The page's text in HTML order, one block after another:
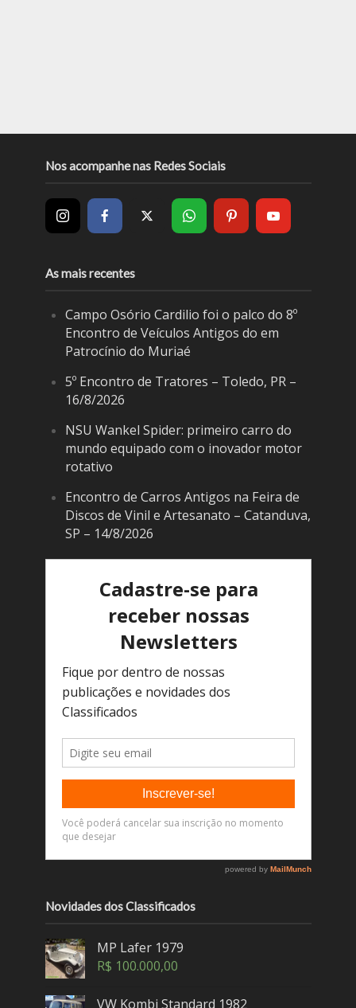
Nos acompanhe nas Redes Sociais
As mais recentes
Campo Osório Cardilio foi o palco do 8º
Encontro de Veículos Antigos do em
Patrocínio do Muriaé
5º Encontro de Tratores – Toledo, PR –
16/8/2026
NSU Wankel Spider: primeiro carro do
mundo equipado com o inovador motor
rotativo
Encontro de Carros Antigos na Feira de
Discos de Vinil e Artesanato – Catanduva,
SP – 14/8/2026
Novidades dos Classificados
MP Lafer 1979
R$ 100.000,00
VW Kombi Standard 1982